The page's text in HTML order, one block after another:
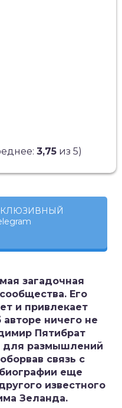
3,75из 5)
загадочная
Его
и привлекает
ничего не
Пятибрат
для размышлений
связь с
еще
известного
Зеланда.